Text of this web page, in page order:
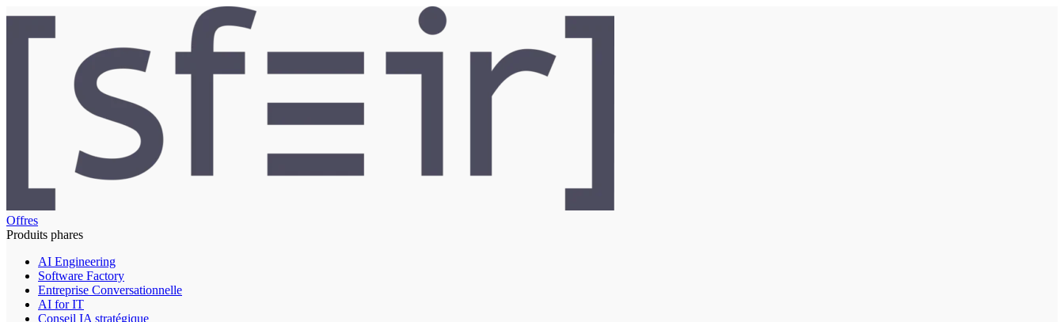
Offres
Produits phares
AI Engineering
Software Factory
Entreprise Conversationnelle
AI for IT
Conseil IA stratégique